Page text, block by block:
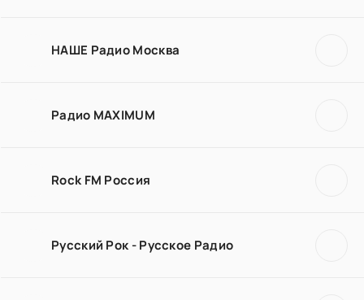
НАШЕ Радио Москва
Радио MAXIMUM
Rock FM Россия
Русский Рок - Русское Радио